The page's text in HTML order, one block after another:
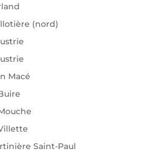
(nord)
Macé
Saint-Paul